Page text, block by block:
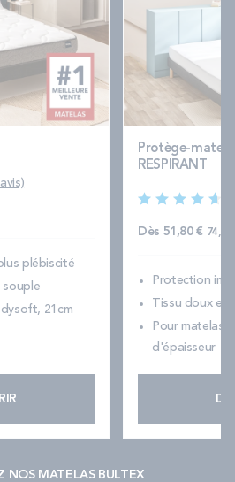
plébiscité
souple
21cm
Protège-
RESPIRANT
Dès 51,80 € Prix
74,00
Protection
Tissu doux et
Pour matelas
d'épaisseur
NOS MATELAS BULTEX